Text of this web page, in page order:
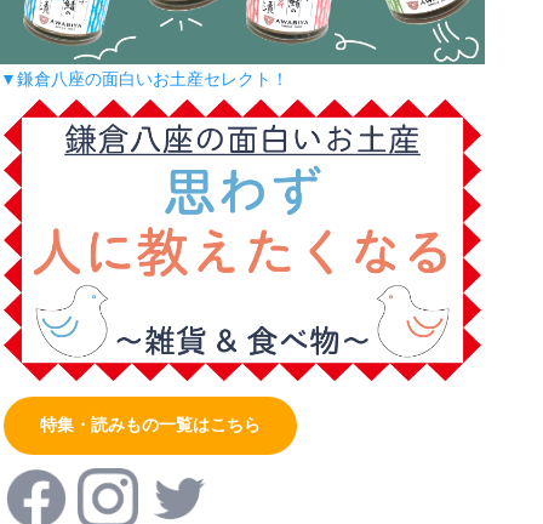
▼鎌倉八座の面白いお土産セレクト！
特集・読みもの一覧はこちら